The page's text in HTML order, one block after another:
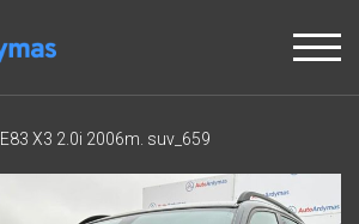
E83 X3 2.0i 2006m. suv_659